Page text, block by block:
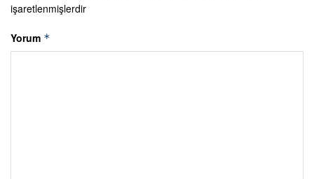
işaretlenmişlerdir
Yorum *